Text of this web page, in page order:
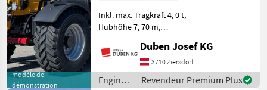
modèle de
démonstration
Inkl. max. Tragkraft 4, 0 t,
Hubhöhe 7, 70 m,
4 in 1 mit Flow Sharing und
FNR-Umschaltung, hydr.
Schnellwechselsystem,
Luftfedersitz, 170-l-
Duben Josef KG
3710 Ziersdorf
Engins
Revendeur Premium Plus